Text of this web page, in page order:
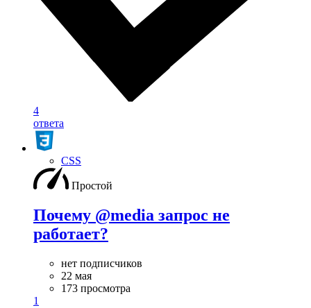
4
ответа
CSS
Простой
Почему @media запрос не
работает?
нет подписчиков
22 мая
173 просмотра
1